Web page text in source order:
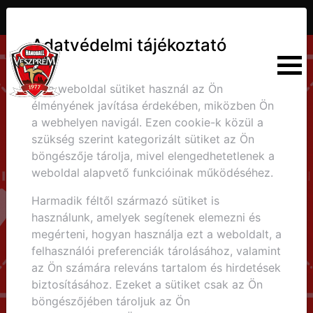
VERSENYNAPTÁR
VESZPRÉM
Adatvédelmi tájékoztató
Ez a weboldal sütiket használ az Ön
élményének javítása érdekében, miközben Ön
a webhelyen navigál. Ezen cookie-k közül a
szükség szerint kategorizált sütiket az Ön
böngészője tárolja, mivel elengedhetetlenek a
weboldal alapvető funkcióinak működéséhez.
Harmadik féltől származó sütiket is
használunk, amelyek segítenek elemezni és
megérteni, hogyan használja ezt a weboldalt, a
felhasználói preferenciák tárolásához, valamint
az Ön számára releváns tartalom és hirdetések
biztosításához. Ezeket a sütiket csak az Ön
böngészőjében tároljuk az Ön